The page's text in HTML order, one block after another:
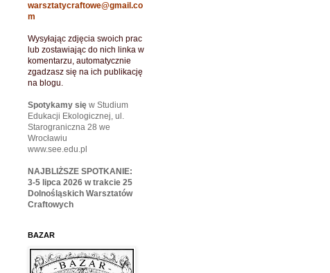
warsztatycraftowe@gmail.co
m
Wysyłając zdjęcia swoich prac
lub zostawiając do nich linka w
komentarzu, automatycznie
zgadzasz się na ich publikację
na blogu.
Spotykamy się w Studium
Edukacji Ekologicznej, ul.
Starograniczna 28 we
Wrocławiu
www.see.edu.pl
NAJBLIŻSZE SPOTKANIE:
3-5 lipca 2026 w trakcie 25
Dolnośląskich Warsztatów
Craftowych
BAZAR